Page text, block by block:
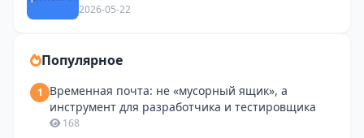
2026-05-22
Популярное
1
Временная почта: не «мусорный ящик», а
инструмент для разработчика и тестировщика
168